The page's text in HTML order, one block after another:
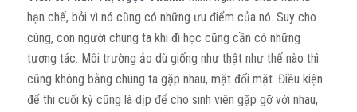
hạn chế, bởi vì nó cũng có những ưu điểm của nó. Suy cho
cùng, con người chúng ta khi đi học cũng cần có những
tương tác. Môi trường ảo dù giống như thật như thế nào thì
cũng không bằng chúng ta gặp nhau, mặt đối mặt. Điều kiện
để thi cuối kỳ cũng là dịp để cho sinh viên gặp gỡ với nhau,